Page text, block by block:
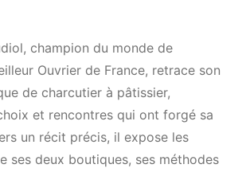
champion du monde de
Ouvrier de France, retrace son
de charcutier à pâtissier,
et rencontres qui ont forgé sa
un récit précis, il expose les
ses deux boutiques, ses méthodes